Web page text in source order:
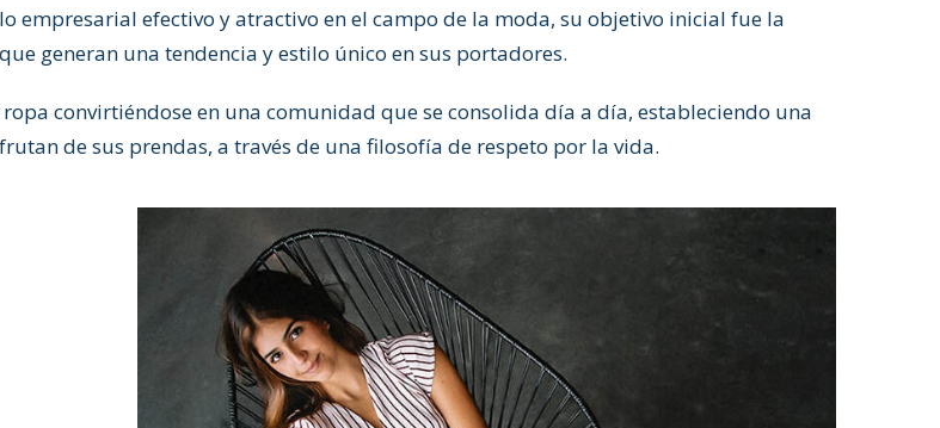
empresarial efectivo y atractivo en el campo de la moda, su objetivo inicial fue la
generan una tendencia y estilo único en sus portadores.
convirtiéndose en una comunidad que se consolida día a día, estableciendo una
de sus prendas, a través de una filosofía de respeto por la vida.